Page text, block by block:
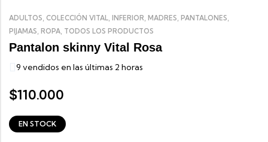
ADULTOS, COLECCIÓN VITAL, INFERIOR, MADRES, PANTALONES,
PIJAMAS, ROPA, TODOS LOS PRODUCTOS
Pantalon skinny Vital Rosa
9 vendidos en las últimas 2 horas
$110.000
EN STOCK